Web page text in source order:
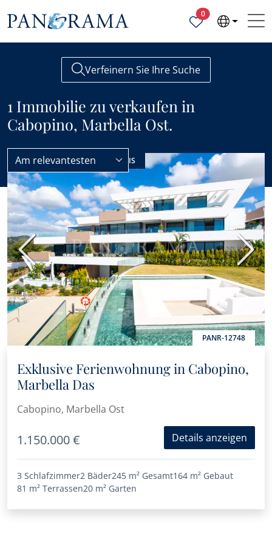
0Ausgewählte
Verfeinern Sie Ihre Suche
1 Immobilie zu verkaufen in
Cabopino, Marbella Ost.
Marbella Ost Cabopino
Am relevantesten
NEUBAU BESTEN PREIS
PANR-12748
Vorherige
Exklusive Ferienwohnung in Cabopino,
Marbella Das
Cabopino, Marbella Ost
1.150.000 € Details anzeigen
3 Schlafzimmer2 Bäder245 m² Gesamt164 m² Gebaut
81 m² Terrassen20 m² Garten